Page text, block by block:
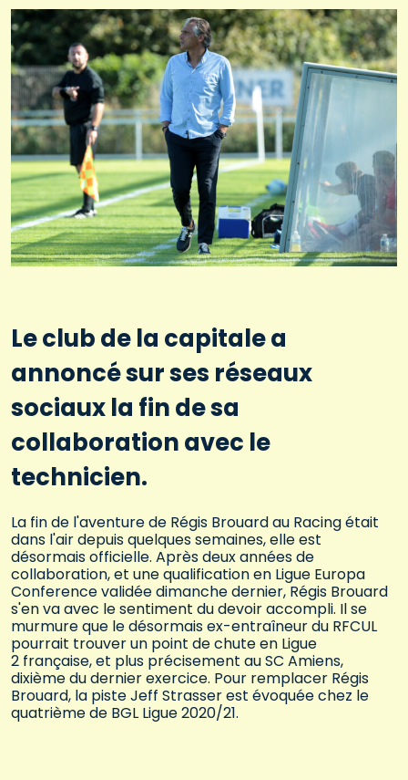
Le club de la capitale a
annoncé sur ses réseaux
sociaux la fin de sa
collaboration avec le
technicien.
La fin de l'aventure de Régis Brouard au Racing était
dans l'air depuis quelques semaines, elle est
désormais officielle. Après deux années de
collaboration, et une qualification en Ligue Europa
Conference validée dimanche dernier, Régis Brouard
s'en va avec le sentiment du devoir accompli. Il se
murmure que le désormais ex-entraîneur du RFCUL
pourrait trouver un point de chute en Ligue
2 française, et plus précisement au SC Amiens,
dixième du dernier exercice. Pour remplacer Régis
Brouard, la piste Jeff Strasser est évoquée chez le
quatrième de BGL Ligue 2020/21.